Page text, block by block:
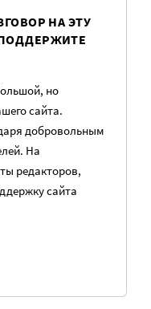
НА ЭТУ
но
сайта.
добровольным
На
редакторов,
сайта